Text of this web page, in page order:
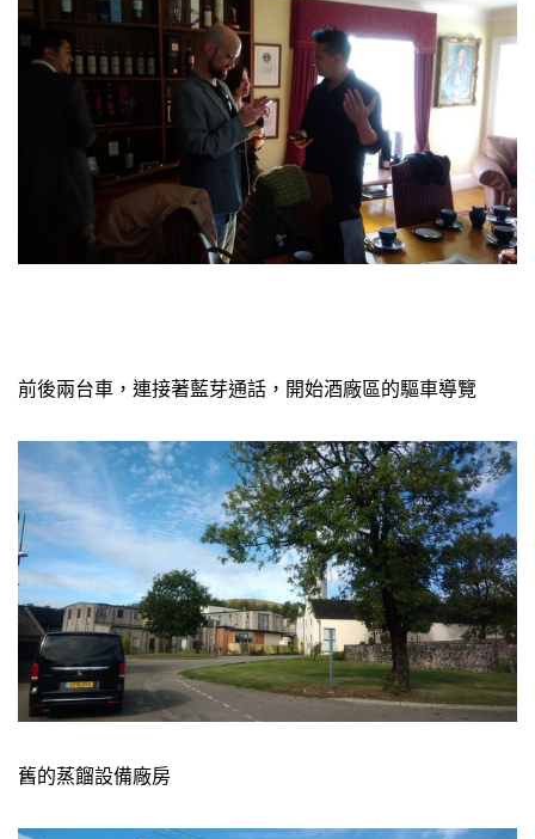
前後兩台車，連接著藍芽通話，開始酒廠區的驅車導覽
舊的蒸餾設備廠房